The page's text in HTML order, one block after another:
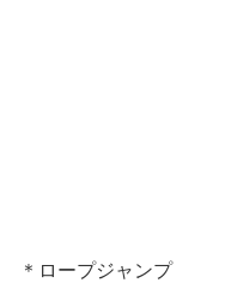
＊ロープジャンプ